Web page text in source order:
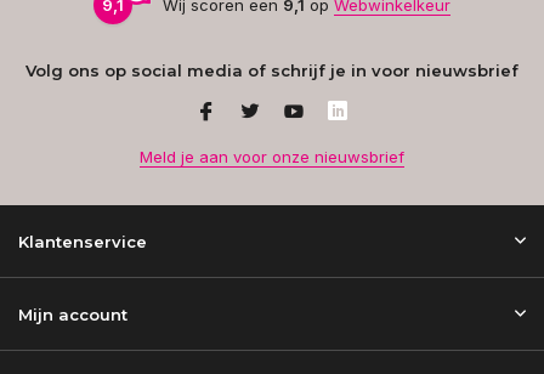
9,1 Wij scoren een 9,1 op Webwinkelkeur
Volg ons op social media of schrijf je in voor nieuwsbrief
Meld je aan voor onze nieuwsbrief
Klantenservice
Mijn account